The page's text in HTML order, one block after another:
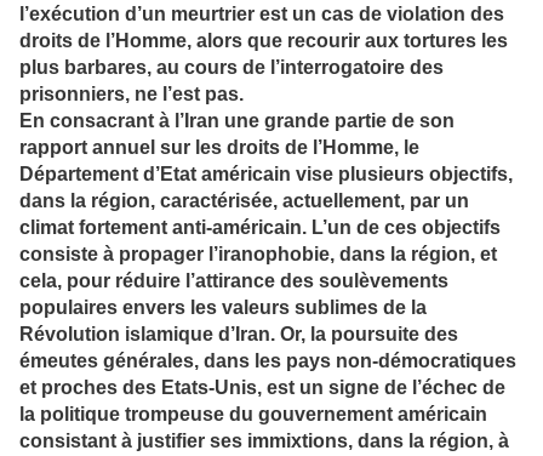
l’exécution d’un meurtrier est un cas de violation des
droits de l’Homme, alors que recourir aux tortures les
plus barbares, au cours de l’interrogatoire des
prisonniers, ne l’est pas.
En consacrant à l’Iran une grande partie de son
rapport annuel sur les droits de l’Homme, le
Département d’Etat américain vise plusieurs objectifs,
dans la région, caractérisée, actuellement, par un
climat fortement anti-américain. L’un de ces objectifs
consiste à propager l’iranophobie, dans la région, et
cela, pour réduire l’attirance des soulèvements
populaires envers les valeurs sublimes de la
Révolution islamique d’Iran. Or, la poursuite des
émeutes générales, dans les pays non-démocratiques
et proches des Etats-Unis, est un signe de l’échec de
la politique trompeuse du gouvernement américain
consistant à justifier ses immixtions, dans la région, à